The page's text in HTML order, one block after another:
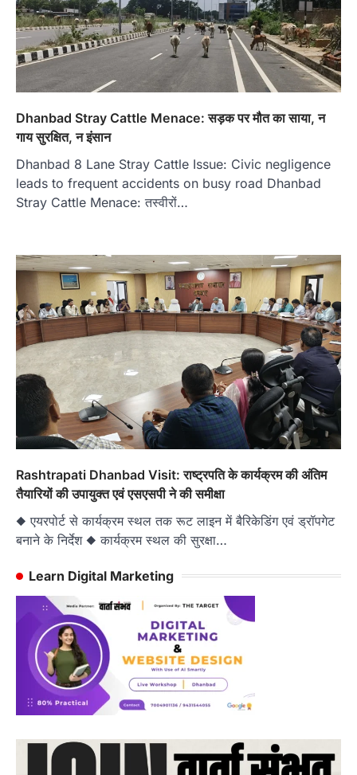
Dhanbad Stray Cattle Menace: सड़क पर मौत का साया, न
गाय सुरक्षित, न इंसान
Dhanbad 8 Lane Stray Cattle Issue: Civic negligence
leads to frequent accidents on busy road Dhanbad
Stray Cattle Menace: तस्वीरों…
Rashtrapati Dhanbad Visit: राष्ट्रपति के कार्यक्रम की अंतिम
तैयारियों की उपायुक्त एवं एसएसपी ने की समीक्षा
◆ एयरपोर्ट से कार्यक्रम स्थल तक रूट लाइन में बैरिकेडिंग एवं ड्रॉपगेट
बनाने के निर्देश ◆ कार्यक्रम स्थल की सुरक्षा…
Learn Digital Marketing